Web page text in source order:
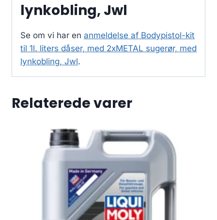
lynkobling, Jwl
Se om vi har en anmeldelse af Bodypistol-kit
til 1l. liters dåser, med 2xMETAL sugerør, med
lynkobling, Jwl.
Relaterede varer